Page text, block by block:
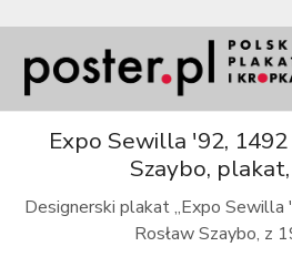
Expo Sewilla '92, 1492
Szaybo,
Designerski plakat „Expo
Rosław Szaybo, z